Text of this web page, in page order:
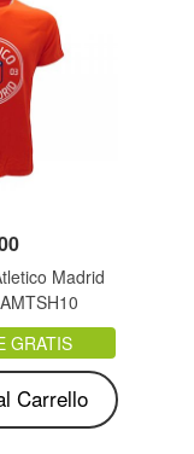
Madrid
GRATIS
Carrello